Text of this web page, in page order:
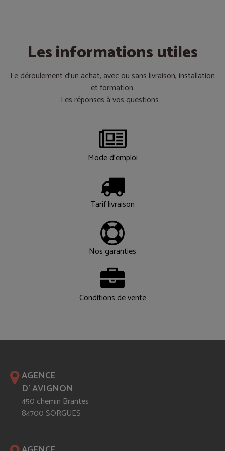
Les informations utiles
Le déroulement d’un achat, avec ou sans livraison, installation
et formation.
Les réponses à vos questions….
Mode d'emploi
Tarif livraison
Nos garanties
Conditions de vente
AGENCE
D' AVIGNON
450 chemin Brantes
84700 SORGUES